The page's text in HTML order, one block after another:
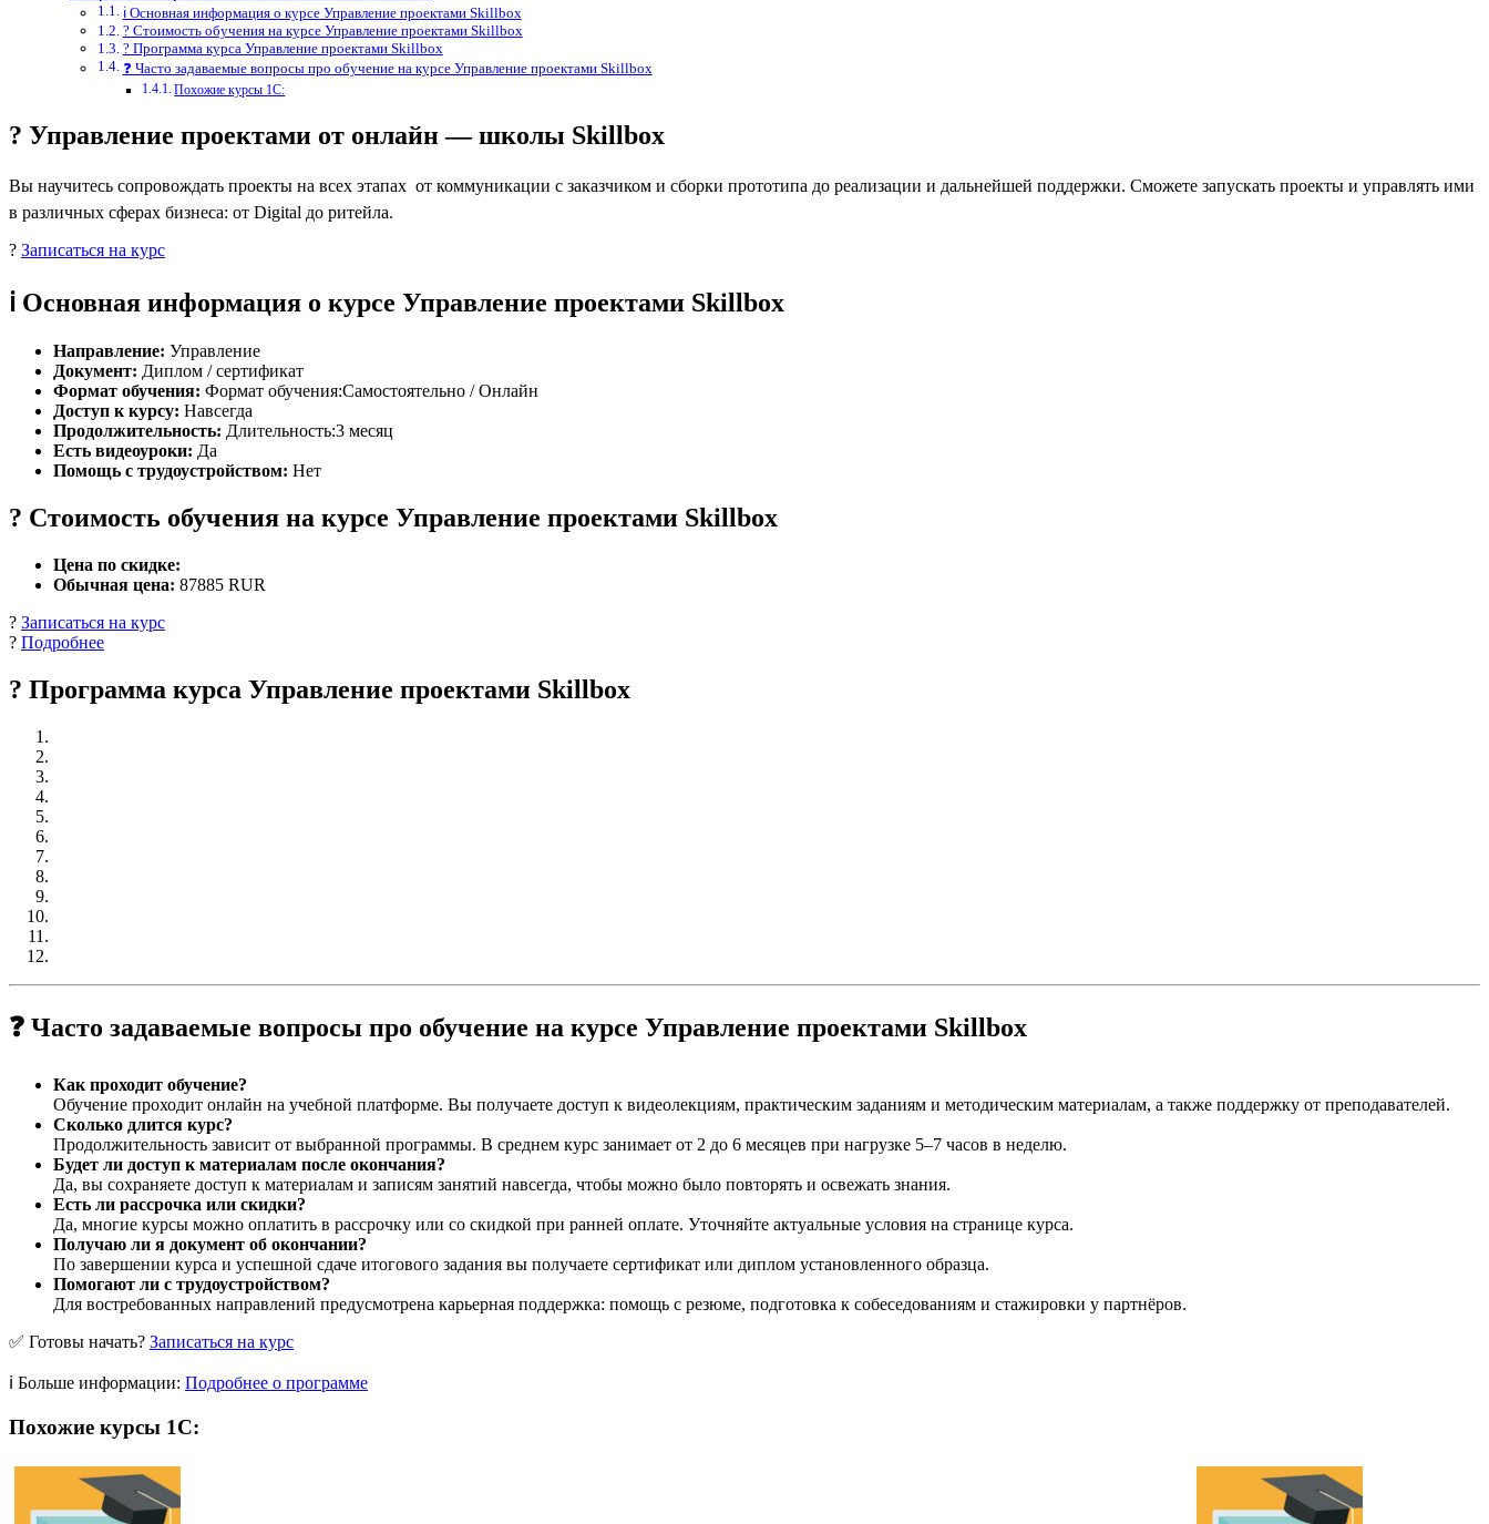
ℹ️ Основная информация о курсе Управление проектами Skillbox
? Стоимость обучения на курсе Управление проектами Skillbox
? Программа курса Управление проектами Skillbox
❓ Часто задаваемые вопросы про обучение на курсе Управление проектами Skillbox
Похожие курсы 1С:
? Управление проектами от онлайн — школы Skillbox
Вы научитесь сопровождать проекты на всех этапах  от коммуникации с заказчиком и сборки прототипа до реализации и дальнейшей поддержки. Сможете запускать проекты и управлять ими
в различных сферах бизнеса: от Digital до ритейла.
? Записаться на курс
ℹ️ Основная информация о курсе Управление проектами Skillbox
Направление: Управление
Документ: Диплом / сертификат
Формат обучения: Формат обучения:Самостоятельно / Онлайн
Доступ к курсу: Навсегда
Продолжительность: Длительность:3 месяц
Есть видеоуроки: Да
Помощь с трудоустройством: Нет
? Стоимость обучения на курсе Управление проектами Skillbox
Цена по скидке:
Обычная цена: 87885 RUR
? Записаться на курс
? Подробнее
? Программа курса Управление проектами Skillbox
❓ Часто задаваемые вопросы про обучение на курсе Управление проектами Skillbox
Как проходит обучение?
Обучение проходит онлайн на учебной платформе. Вы получаете доступ к видеолекциям, практическим заданиям и методическим материалам, а также поддержку от преподавателей.
Сколько длится курс?
Продолжительность зависит от выбранной программы. В среднем курс занимает от 2 до 6 месяцев при нагрузке 5–7 часов в неделю.
Будет ли доступ к материалам после окончания?
Да, вы сохраняете доступ к материалам и записям занятий навсегда, чтобы можно было повторять и освежать знания.
Есть ли рассрочка или скидки?
Да, многие курсы можно оплатить в рассрочку или со скидкой при ранней оплате. Уточняйте актуальные условия на странице курса.
Получаю ли я документ об окончании?
По завершении курса и успешной сдаче итогового задания вы получаете сертификат или диплом установленного образца.
Помогают ли с трудоустройством?
Для востребованных направлений предусмотрена карьерная поддержка: помощь с резюме, подготовка к собеседованиям и стажировки у партнёров.
✅ Готовы начать? Записаться на курс
ℹ️ Больше информации: Подробнее о программе
Похожие курсы 1С: